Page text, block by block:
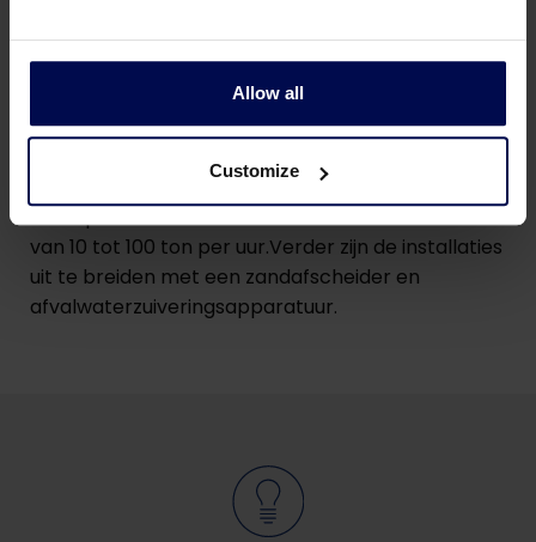
Allow all
Customize
Technical details van onze
trommelwassers
De capaciteiten van de trommelwassers variëren
van 10 tot 100 ton per uur.Verder zijn de installaties
uit te breiden met een zandafscheider en
afvalwaterzuiveringsapparatuur.